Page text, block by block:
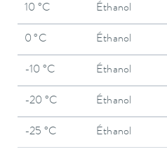
10 °C Éthanol
0 °C Éthanol
-10 °C Éthanol
-20 °C Éthanol
-25 °C Éthanol